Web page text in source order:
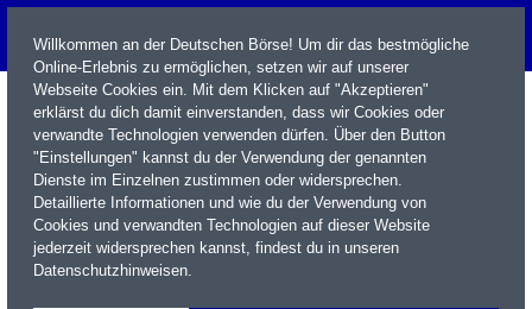
Name / WKN / ISIN / Kürzel
Willkommen an der Deutschen Börse! Um dir das bestmögliche
Online-Erlebnis zu ermöglichen, setzen wir auf unserer
Webseite Cookies ein. Mit dem Klicken auf "Akzeptieren"
erklärst du dich damit einverstanden, dass wir Cookies oder
verwandte Technologien verwenden dürfen. Über den Button
"Einstellungen" kannst du der Verwendung der genannten
Dienste im Einzelnen zustimmen oder widersprechen.
Detaillierte Informationen und wie du der Verwendung von
Cookies und verwandten Technologien auf dieser Website
jederzeit widersprechen kannst, findest du in unseren
Datenschutzhinweisen.